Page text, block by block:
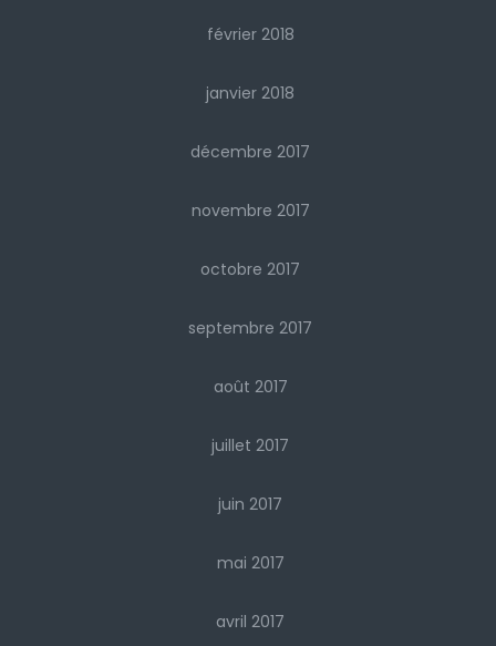
février 2018
janvier 2018
décembre 2017
novembre 2017
octobre 2017
septembre 2017
août 2017
juillet 2017
juin 2017
mai 2017
avril 2017